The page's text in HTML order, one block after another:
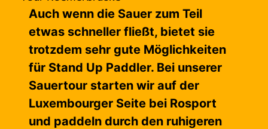
Auch wenn die Sauer zum Teil
etwas schneller fließt, bietet sie
trotzdem sehr gute Möglichkeiten
für Stand Up Paddler. Bei unserer
Sauertour starten wir auf der
Luxembourger Seite bei Rosport
und paddeln durch den ruhigeren